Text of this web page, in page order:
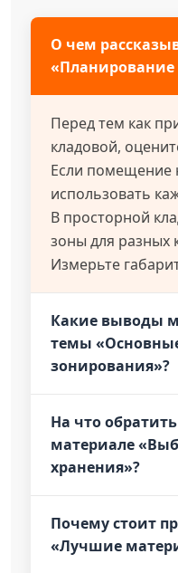
О чем
«Планирование
Перед тем как
кладовой,
Если помещение
использовать
В просторной
зоны для разных
Измерьте
Какие выводы
темы
зонирования»?
На что
материале
хранения»?
Почему стоит
«Лучшие